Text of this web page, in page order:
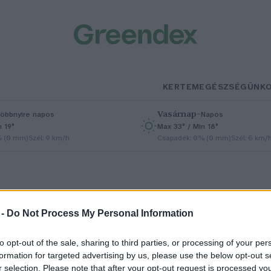
Do Not Process My Personal Information
opt-out of the sale, sharing to third parties, or processing of your
for targeted advertising by us, please use the below opt-out
selection. Please note that after your opt-out request is processed
KERTEMEGÉSZSÉGÜNK
napos
19°
(0 mm)Szél: 9 km/h
Vasárnap–Napos
Max 33° / Min 18°
Csapadék: 0% (0 mm)Szél: 6 km/h
emelkednek a